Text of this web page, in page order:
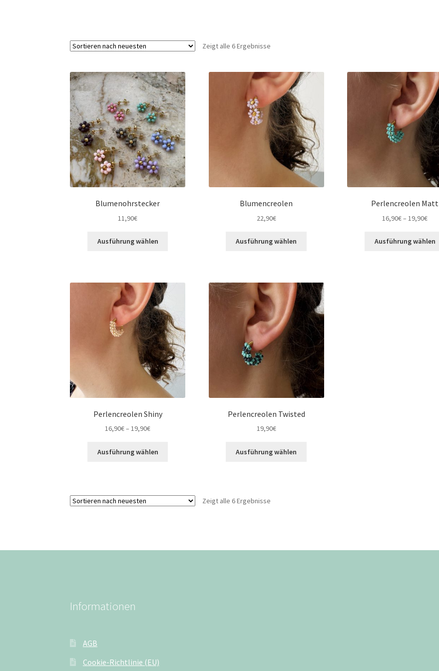
Zeigt alle 6 Ergebnisse
Blumenohrstecker
11,90€
Ausführung wählen
Blumencreolen
22,90€
Ausführung wählen
Perlencreolen Matt
16,90€–19,90€
Ausführung wählen
Perlencreolen Shiny
16,90€–19,90€
Ausführung wählen
Perlencreolen Twisted
19,90€
Ausführung wählen
Zeigt alle 6 Ergebnisse
Informationen
AGB
Cookie-Richtlinie (EU)